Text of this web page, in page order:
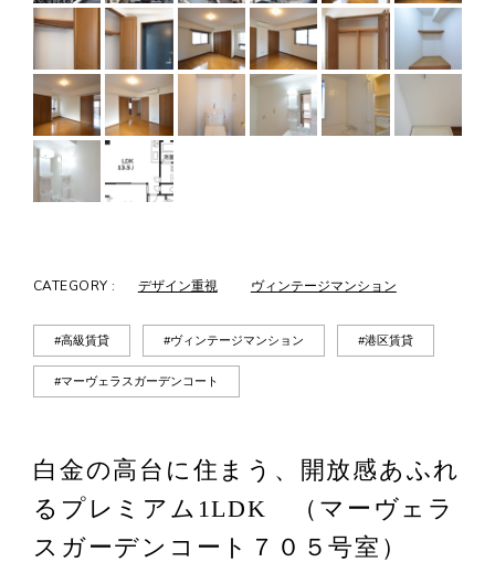
CATEGORY : デザイン重視 ヴィンテージマンション
#高級賃貸 #ヴィンテージマンション #港区賃貸
#マーヴェラスガーデンコート
白金の高台に住まう、開放感あふれ
るプレミアム1LDK （マーヴェラ
スガーデンコート７０５号室）